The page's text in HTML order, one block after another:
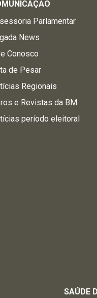
Parlamentar
News
Conosco
de Pesar
Regionais
e Revistas da BM
período eleitoral
SAÚDE